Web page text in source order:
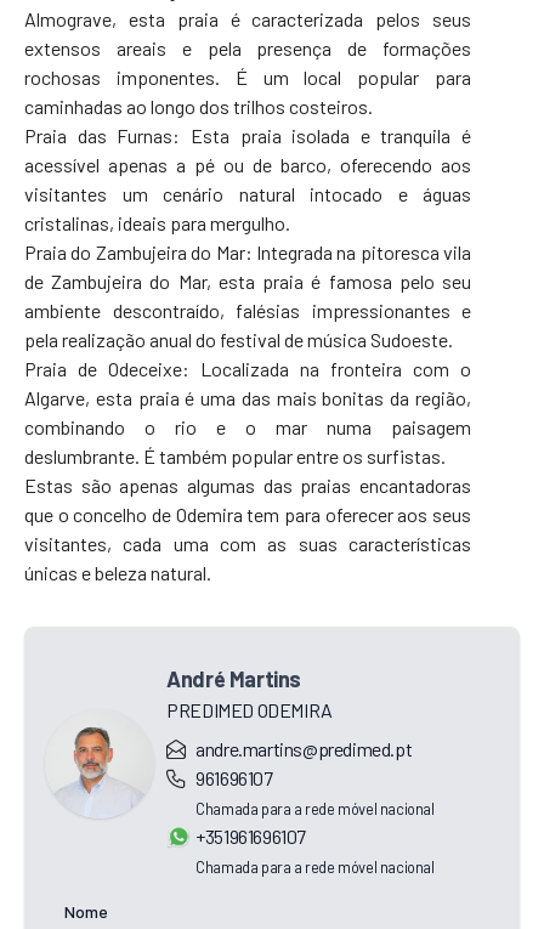
Almograve, esta praia é caracterizada pelos seus
extensos areais e pela presença de formações
rochosas imponentes. É um local popular para
caminhadas ao longo dos trilhos costeiros.
Praia das Furnas: Esta praia isolada e tranquila é
acessível apenas a pé ou de barco, oferecendo aos
visitantes um cenário natural intocado e águas
cristalinas, ideais para mergulho.
Praia do Zambujeira do Mar: Integrada na pitoresca vila
de Zambujeira do Mar, esta praia é famosa pelo seu
ambiente descontraído, falésias impressionantes e
pela realização anual do festival de música Sudoeste.
Praia de Odeceixe: Localizada na fronteira com o
Algarve, esta praia é uma das mais bonitas da região,
combinando o rio e o mar numa paisagem
deslumbrante. É também popular entre os surfistas.
Estas são apenas algumas das praias encantadoras
que o concelho de Odemira tem para oferecer aos seus
visitantes, cada uma com as suas características
únicas e beleza natural.
André Martins
PREDIMED ODEMIRA
andre.martins@predimed.pt
961696107
Chamada para a rede móvel nacional
+351961696107
Chamada para a rede móvel nacional
Nome